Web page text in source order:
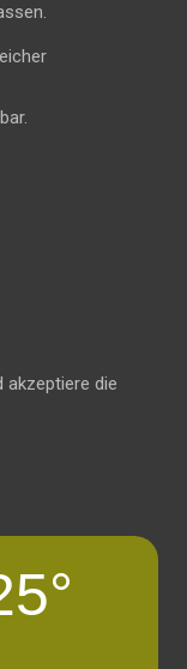
akzeptiere die